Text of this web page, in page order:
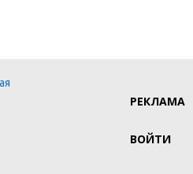
РЕКЛАМА
ВОЙТИ